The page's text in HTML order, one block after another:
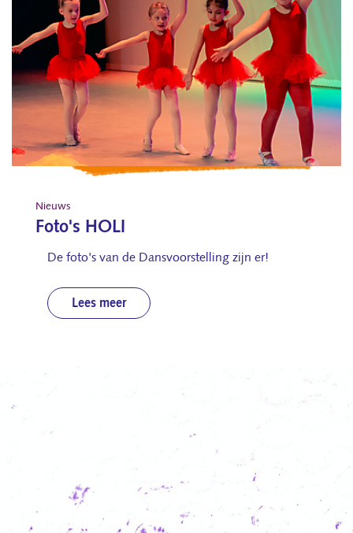
Nieuws
Foto's HOLI
De foto's van de Dansvoorstelling zijn er!
Lees meer